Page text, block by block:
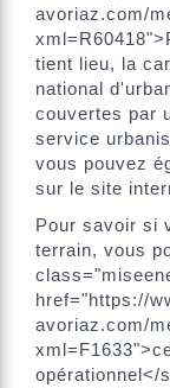
avoriaz.com/
tient lieu, la
national
couvertes par
service
vous pouvez
sur le site
Pour savoir si
terrain, vous
href="https://
avoriaz.com/
opérationnel</